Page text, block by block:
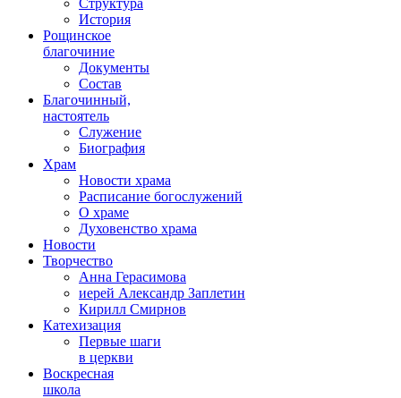
Структура
История
Рощинское
благочиние
Документы
Состав
Благочинный,
настоятель
Служение
Биография
Храм
Новости храма
Расписание богослужений
О храме
Духовенство храма
Новости
Творчество
Анна Герасимова
иерей Александр Заплетин
Кирилл Смирнов
Катехизация
Первые шаги
в церкви
Воскресная
школа